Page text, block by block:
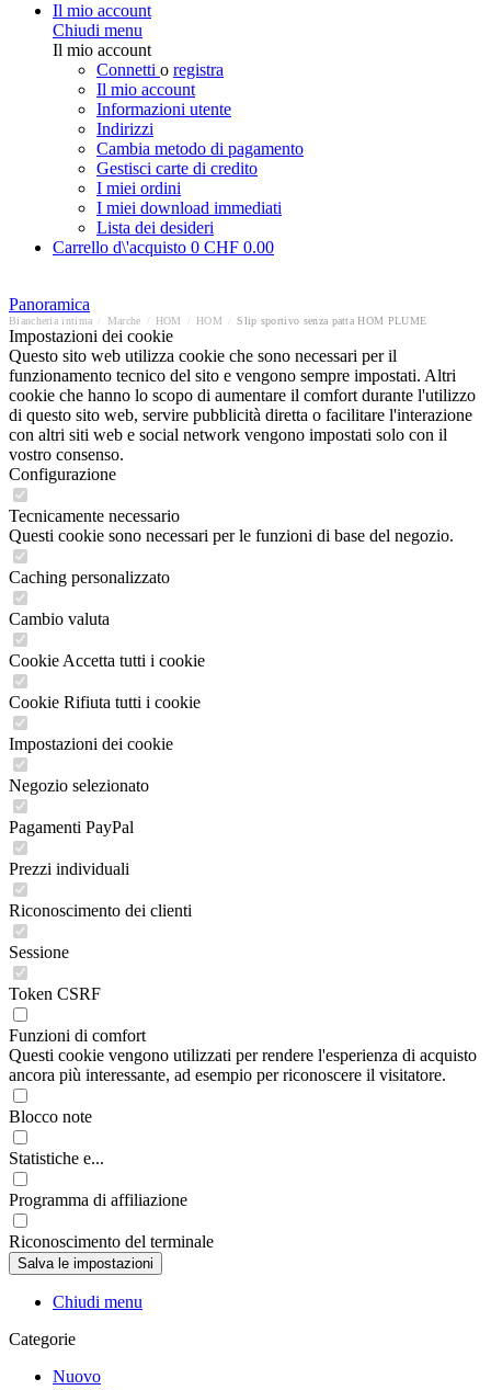
Il mio account
Chiudi menu
Il mio account
Connetti o registra
Il mio account
Informazioni utente
Indirizzi
Cambia metodo di pagamento
Gestisci carte di credito
I miei ordini
I miei download immediati
Lista dei desideri
Carrello d\'acquisto 0 CHF 0.00
Panoramica
Biancheria intima Marche HOM HOM Slip sportivo senza patta HOM PLUME
Impostazioni dei cookie
Questo sito web utilizza cookie che sono necessari per il
funzionamento tecnico del sito e vengono sempre impostati. Altri
cookie che hanno lo scopo di aumentare il comfort durante l'utilizzo
di questo sito web, servire pubblicità diretta o facilitare l'interazione
con altri siti web e social network vengono impostati solo con il
vostro consenso.
Configurazione
Tecnicamente necessario
Questi cookie sono necessari per le funzioni di base del negozio.
Caching personalizzato
Cambio valuta
Cookie Accetta tutti i cookie
Cookie Rifiuta tutti i cookie
Impostazioni dei cookie
Negozio selezionato
Pagamenti PayPal
Prezzi individuali
Riconoscimento dei clienti
Sessione
Token CSRF
Funzioni di comfort
Questi cookie vengono utilizzati per rendere l'esperienza di acquisto
ancora più interessante, ad esempio per riconoscere il visitatore.
Blocco note
Statistiche e...
Programma di affiliazione
Riconoscimento del terminale
Chiudi menu
Categorie
Nuovo